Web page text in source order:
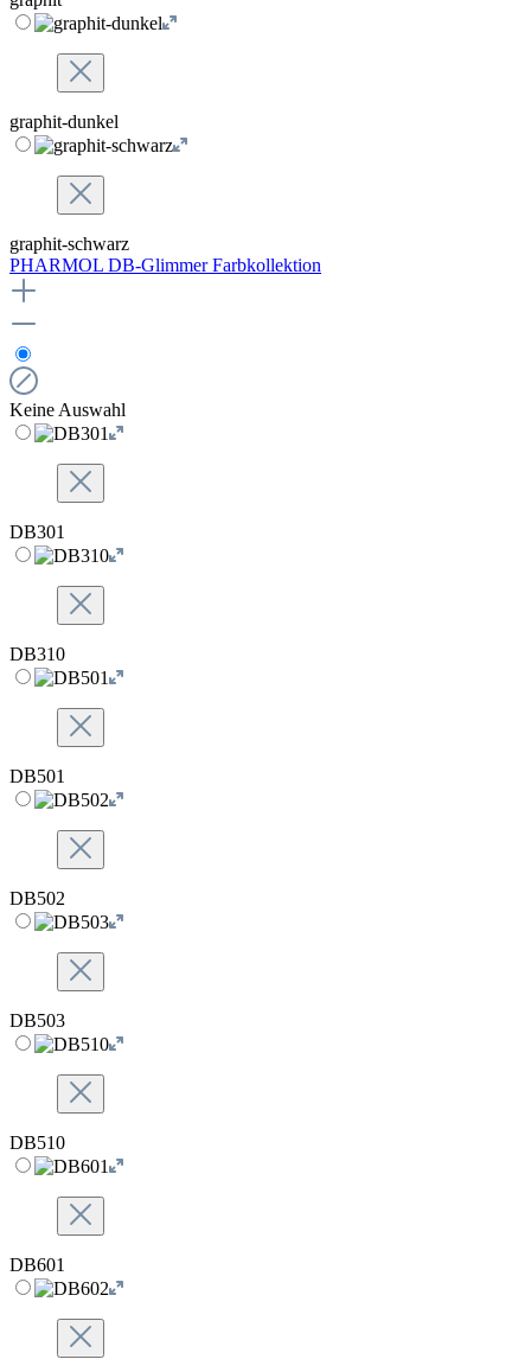
graphit-dunkel
graphit-schwarz
PHARMOL DB-Glimmer Farbkollektion
Keine Auswahl
DB301
DB310
DB501
DB502
DB503
DB510
DB601